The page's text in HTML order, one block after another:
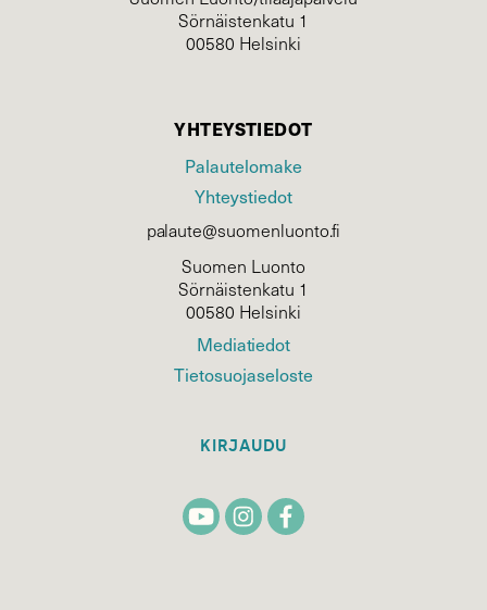
Sörnäistenkatu 1
00580 Helsinki
YHTEYSTIEDOT
Palautelomake
Yhteystiedot
palaute@suomenluonto.fi
Suomen Luonto
Sörnäistenkatu 1
00580 Helsinki
Mediatiedot
Tietosuojaseloste
KIRJAUDU